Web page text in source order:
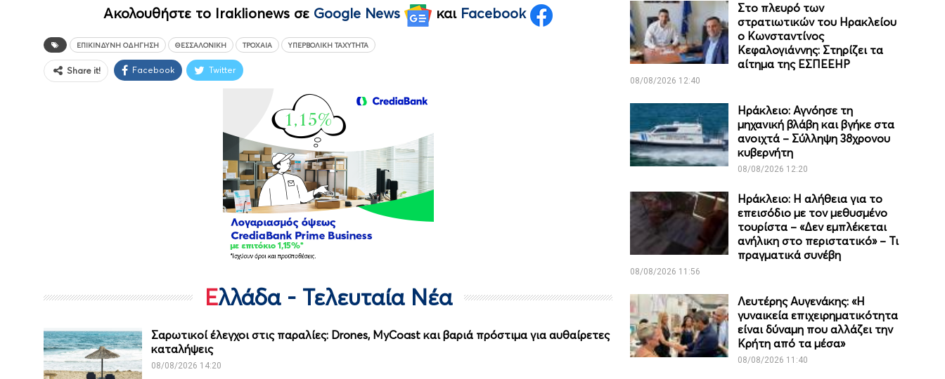
Ακολουθήστε το Iraklionews σε Google News και Facebook
ΕΠΙΚΊΝΔΥΝΗ ΟΔΉΓΗΣΗ ΘΕΣΣΑΛΟΝΊΚΗ ΤΡΟΧΑΊΑ ΥΠΕΡΒΟΛΙΚΉ ΤΑΧΎΤΗΤΑ
Share it! Facebook Twitter
Ελλάδα - Τελευταία Νέα
Σαρωτικοί έλεγχοι στις παραλίες: Drones, MyCoast και βαριά πρόστιμα για αυθαίρετες
καταλήψεις
08/08/2026 14:20
Στο πλευρό των
στρατιωτικών του Ηρακλείου
ο Κωνσταντίνος
Κεφαλογιάννης: Στηρίζει τα
αίτημα της ΕΣΠΕΕΗΡ
08/08/2026 12:40
Ηράκλειο: Αγνόησε τη
μηχανική βλάβη και βγήκε στα
ανοιχτά – Σύλληψη 38χρονου
κυβερνήτη
08/08/2026 12:20
Ηράκλειο: Η αλήθεια για το
επεισόδιο με τον μεθυσμένο
τουρίστα – «Δεν εμπλέκεται
ανήλικη στο περιστατικό» – Τι
πραγματικά συνέβη
08/08/2026 11:56
Λευτέρης Αυγενάκης: «Η
γυναικεία επιχειρηματικότητα
είναι δύναμη που αλλάζει την
Κρήτη από τα μέσα»
08/08/2026 11:40